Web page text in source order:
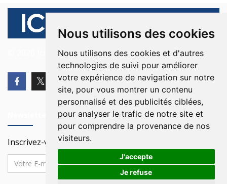
Nous utilisons des cookies
Nous utilisons des cookies et d'autres
technologies de suivi pour améliorer
votre expérience de navigation sur notre
site, pour vous montrer un contenu
personnalisé et des publicités ciblées,
pour analyser le trafic de notre site et
pour comprendre la provenance de nos
visiteurs.
J'accepte
Je refuse
© 2026 Ici Beyrouth. Tous les droits sont réservés.
Inscrivez-vous à notre Newsletter